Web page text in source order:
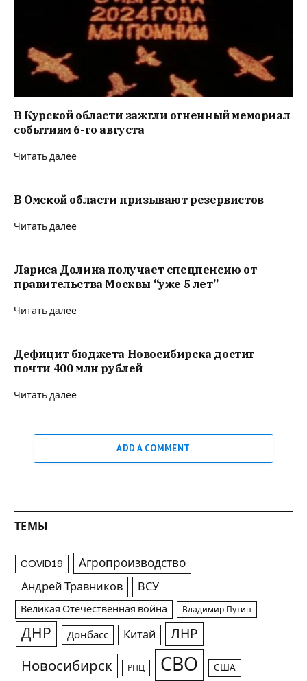
В Курской области зажгли огненный мемориал
событиям 6-го августа
Читать далее
В Омской области призывают резервистов
Читать далее
Лариса Долина получает спецпенсию от
правительства Москвы “уже 5 лет”
Читать далее
Дефицит бюджета Новосибирска достиг
почти 400 млн рублей
Читать далее
ADD A COMMENT
ТЕМЫ
COVID19 Агропроизводство
Андрей Травников ВСУ
Великая Отечественная война Владимир Путин
ДНР Донбасс Китай ЛНР
Новосибирск РПЦ СВО США